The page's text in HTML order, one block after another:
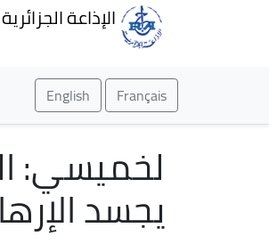
الإذاعة الجزائرية
Français
English
لخميسي:
يجسد